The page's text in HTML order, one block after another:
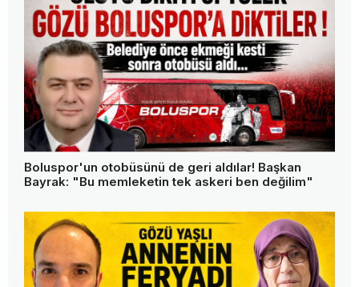
Türkiye'nin en pahalı suyuna bir tepki daha!
"Verdiğim paranın karşılığını istiyorum"